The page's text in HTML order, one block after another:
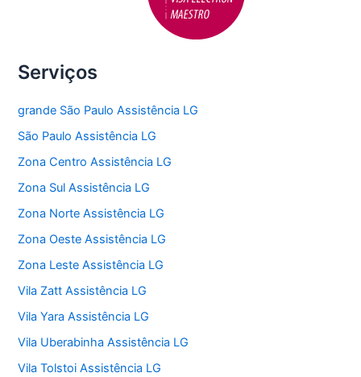
Serviços
grande São Paulo Assistência LG
São Paulo Assistência LG
Zona Centro Assistência LG
Zona Sul Assistência LG
Zona Norte Assistência LG
Zona Oeste Assistência LG
Zona Leste Assistência LG
Vila Zatt Assistência LG
Vila Yara Assistência LG
Vila Uberabinha Assistência LG
Vila Tolstoi Assistência LG